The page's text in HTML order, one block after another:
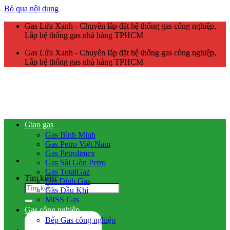
Bỏ qua nội dung
Gas Lửa Xanh - Chuyên lắp đặt hệ thống gas công nghiệp,
Lắp hệ thống gas nhà hàng TPHCM
Gas Lửa Xanh - Chuyên lắp đặt hệ thống gas công nghiệp,
Lắp hệ thống gas nhà hàng TPHCM
Tìm kiếm:
Giao gas
Gas Bình Minh
Gas Petro Việt Nam
Gas Petrolimex
Gas Sài Gòn Petro
Gas TotalGaz
Gia Đình Gas
Gas Dầu Khí
MISS Gas
Gas công nghiệp
Bếp Gas công nghiệp